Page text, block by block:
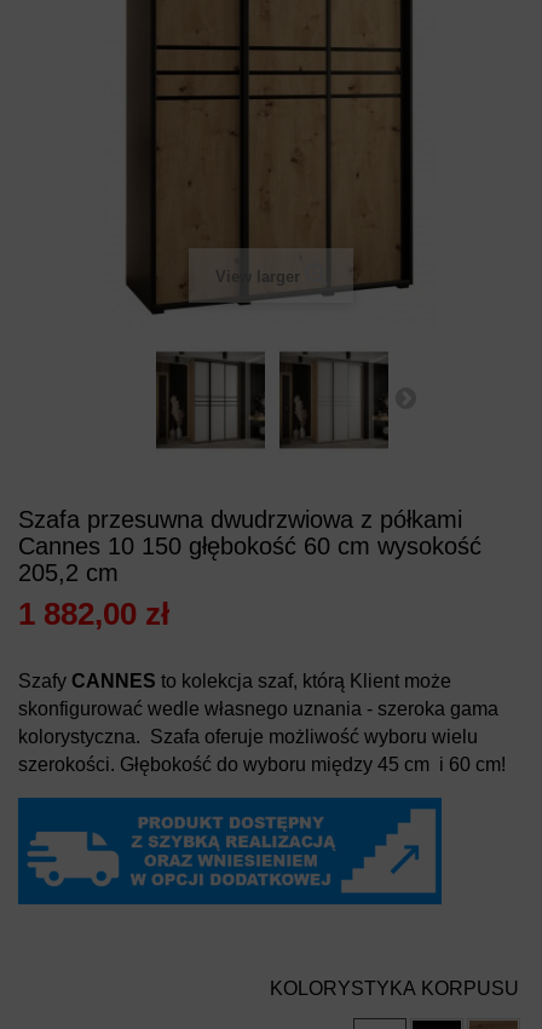
View larger
Szafa przesuwna dwudrzwiowa z półkami
Cannes 10 150 głębokość 60 cm wysokość
205,2 cm
1 882,00 zł
Szafy CANNES to kolekcja szaf, którą Klient może
skonfigurować wedle własnego uznania - szeroka gama
kolorystyczna. Szafa oferuje możliwość wyboru wielu
szerokości. Głębokość do wyboru między 45 cm i 60 cm!
KOLORYSTYKA KORPUSU